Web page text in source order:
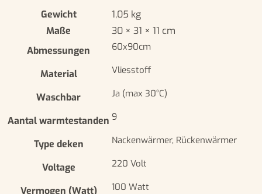
Gewicht
1,05 kg
Maße
30 × 31 × 11 cm
Abmessungen
60x90cm
Material Vliesstoff
Waschbar Ja (max 30°C)
Aantal warmtestanden 9
Type deken Nackenwärmer, Rückenwärmer
Voltage 220 Volt
Vermogen (Watt) 100 Watt